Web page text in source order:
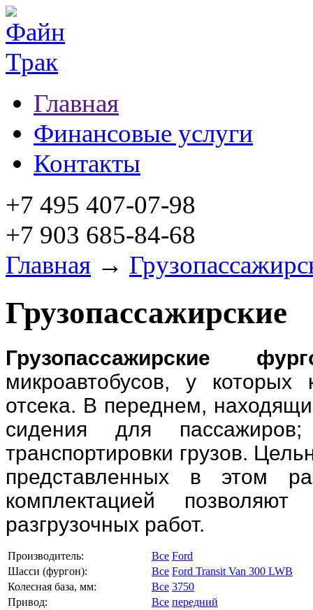
Главная
Финансовые услуги
Контакты
+7 495 407-07-98
+7 903 685-84-68
Главная →
Грузопассажирские
Грузопассажирские
микроавтобусов, у
отсека. В переднем,
сидения для
транспортировки грузов.
представленных в этом
комплектацией
разгрузочных работ.
Производитель: Все Ford
Шасси (фургон):
Все Ford Transit Van 300 LWB
Колесная база, мм:
Все 3750
Привод:
Все передний